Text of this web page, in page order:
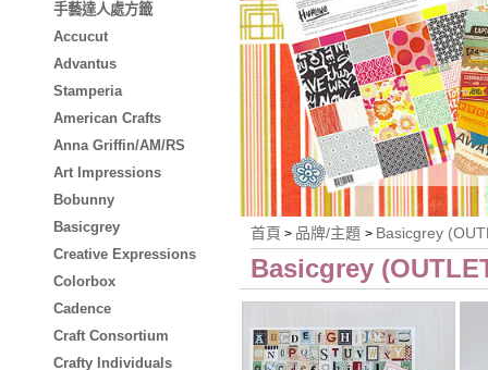
手藝達人處方籤
Accucut
Advantus
Stamperia
American Crafts
Anna Griffin/AM/RS
Art Impressions
Bobunny
Basicgrey
Creative Expressions
Colorbox
Cadence
Craft Consortium
Crafty Individuals
首頁 > 品牌/主題 > Basicgrey
Basicgrey